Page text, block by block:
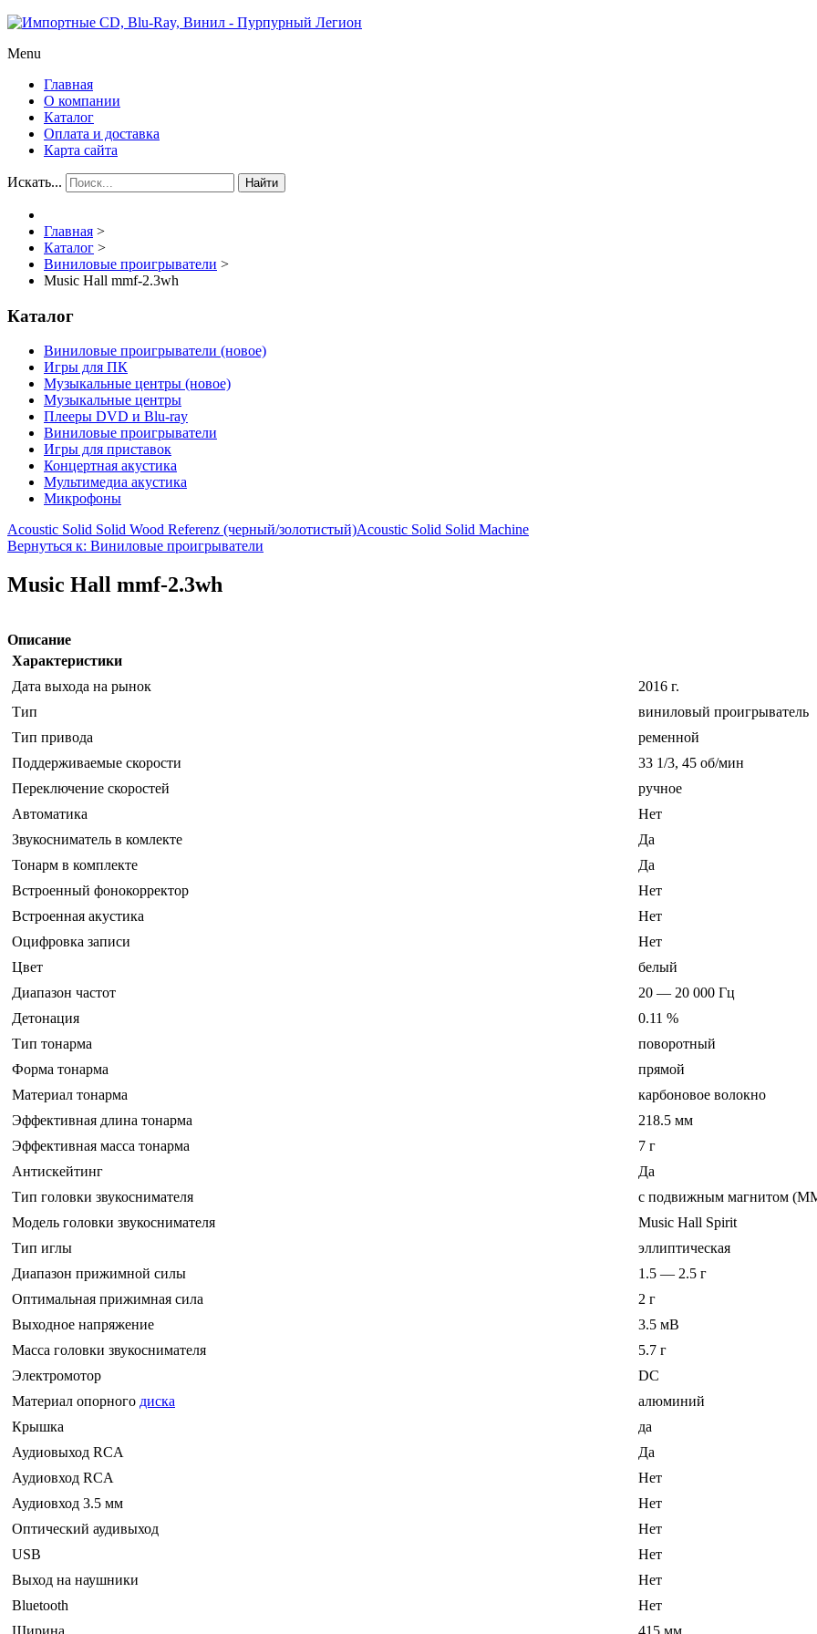
Menu
Главная
О компании
Каталог
Оплата и доставка
Карта сайта
Искать... Найти
Главная >
Каталог >
Виниловые проигрыватели >
Music Hall mmf-2.3wh
Каталог
Виниловые проигрыватели (новое)
Игры для ПК
Музыкальные центры (новое)
Музыкальные центры
Плееры DVD и Blu-ray
Виниловые проигрыватели
Игры для приставок
Концертная акустика
Мультимедиа акустика
Микрофоны
Acoustic Solid Solid Wood Referenz (черный/золотистый)Acoustic Solid Solid Machine
Вернуться к: Виниловые проигрыватели
Music Hall mmf-2.3wh
Описание
Характеристики
Дата выхода на рынок
2016 г.
Тип
виниловый проигрыватель
Тип привода
ременной
Поддерживаемые скорости
33 1/3, 45 об/мин
Переключение скоростей
ручное
Автоматика
Нет
Звукосниматель в комлекте
Да
Тонарм в комплекте
Да
Встроенный фонокорректор
Нет
Встроенная акустика
Нет
Оцифровка записи
Нет
Цвет
белый
Диапазон частот
20 — 20 000 Гц
Детонация
0.11 %
Тип тонарма
поворотный
Форма тонарма
прямой
Материал тонарма
карбоновое волокно
Эффективная длина тонарма
218.5 мм
Эффективная масса тонарма
7 г
Антискейтинг
Да
Тип головки звукоснимателя
с подвижным магнитом
Модель головки звукоснимателя
Music Hall Spirit
Тип иглы
эллиптическая
Диапазон прижимной силы
1.5 — 2.5 г
Оптимальная прижимная сила
2 г
Выходное напряжение
3.5 мВ
Масса головки звукоснимателя
5.7 г
Электромотор
DC
Материал опорного диска
алюминий
Крышка
да
Аудиовыход RCA
Да
Аудиовход RCA
Нет
Аудиовход 3.5 мм
Нет
Оптический аудивыход
Нет
USB
Нет
Выход на наушники
Нет
Bluetooth
Нет